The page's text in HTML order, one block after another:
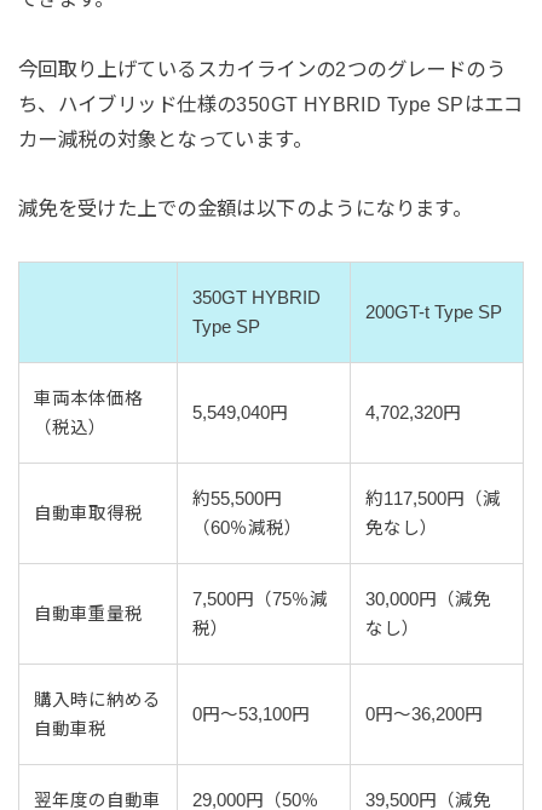
今回取り上げているスカイラインの2つのグレードのう
ち、ハイブリッド仕様の350GT HYBRID Type SPはエコ
カー減税の対象となっています。
減免を受けた上での金額は以下のようになります。
350GT HYBRID
Type SP
200GT-t Type SP
車両本体価格
（税込）
5,549,040円 4,702,320円
自動車取得税
約55,500円
（60％減税）
約117,500円（減
免なし）
自動車重量税
7,500円（75％減
税）
30,000円（減免
なし）
購入時に納める
自動車税
0円～53,100円 0円～36,200円
翌年度の自動車
29,000円（50％
39,500円（減免